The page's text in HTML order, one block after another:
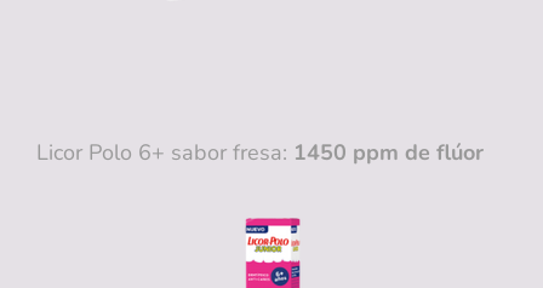
Licor Polo 6+ sabor fresa: 1450 ppm de flúor